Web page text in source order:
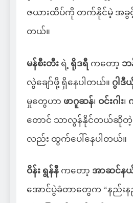
ဇယားထိပ်ကို တက်နိုင်မဲ့ အခွင့်
တယ်။
မန်စီးတီး ရဲ့ ရိုဒရီ ကတော့ ဘ
လွဲချော်ဖို့ ရှိနေပါတယ်။ ဂွါဒီ
မှုတွေဟာ ဖာဂူဆန်၊ ဝင်းဂါး၊
တောင် သာလွန်နိုင်တယ်ဆိုတဲ့
လည်း ထွက်ပေါ်နေပါတယ်။
ဝိန်း ရွန်နီ ကတော့ အာဆင်န
အောင်ပွဲခံတာတွေက “နည်း